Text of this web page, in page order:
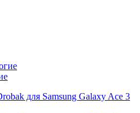
для Samsung Galaxy Ace 3